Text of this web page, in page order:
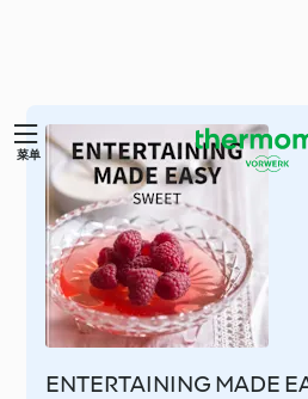
跳菜单
ENTERTAINING MADE